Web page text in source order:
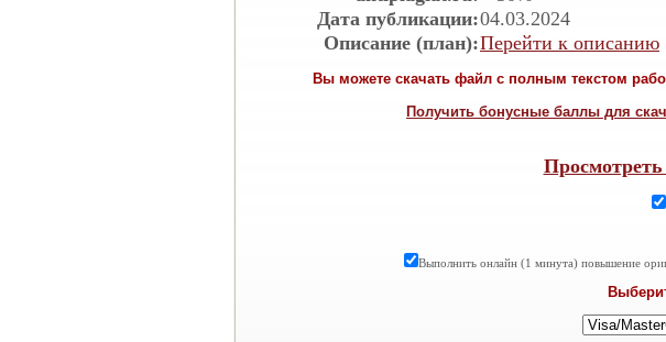
Дата публикации:04.03.2024
Описание (план):Перейти к описанию
Вы можете скачать файл с полным текстом
Получить бонусные баллы для
Выполнить онлайн (1 минута) повышение